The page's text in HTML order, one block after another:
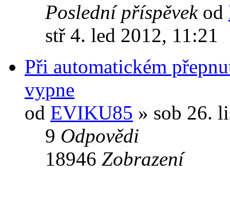
Poslední příspěvek od
stř 4. led 2012, 11:21
Při automatickém
vypne
od EVIKU85 » sob 26.
9 Odpovědi
18946 Zobrazení